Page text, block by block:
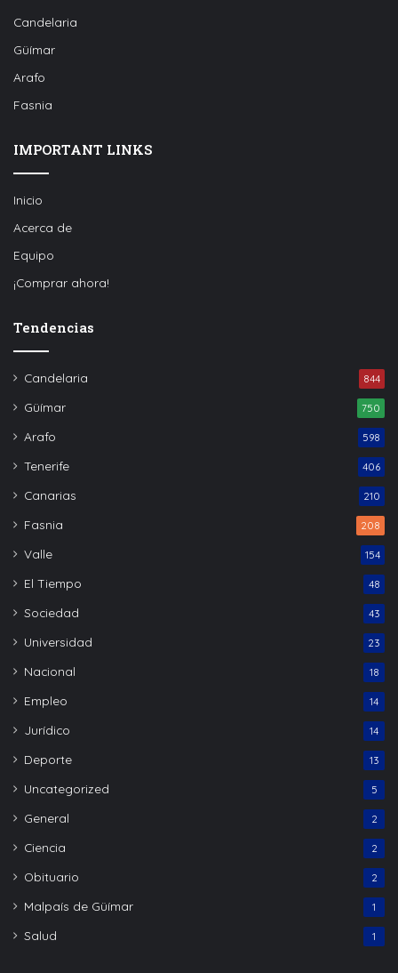
Candelaria
Güímar
Arafo
Fasnia
IMPORTANT LINKS
Inicio
Acerca de
Equipo
¡Comprar ahora!
Tendencias
Candelaria 844
Güímar 750
Arafo 598
Tenerife 406
Canarias 210
Fasnia 208
Valle 154
El Tiempo 48
Sociedad 43
Universidad 23
Nacional 18
Empleo 14
Jurídico 14
Deporte 13
Uncategorized 5
General 2
Ciencia 2
Obituario 2
Malpaís de Güímar 1
Salud 1